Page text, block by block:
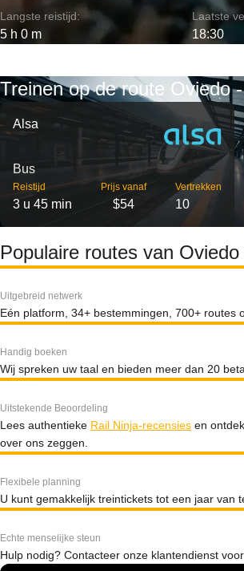
Langste reistijd:
5 h 0 m
Laatste
18:30
Treinen op de route Oviedo
Alsa
Bus
Reistijd
3 u 45 min
Prijs vanaf
$54
Vertrekken
10
Populaire routes van
Uitgebreid netwerk
Eén platform, 34+ bestemmingen, 700+ routes
Handig boeken
Wij spreken uw taal en bieden meer dan 20
Uitstekende Beoordeling
Lees authentieke Rail Ninja-recensies en
over ons zeggen.
Flexibele planning
U kunt gemakkelijk treintickets tot een jaar van
Echte menselijke steun
Hulp nodig? Contacteer onze klantendienst